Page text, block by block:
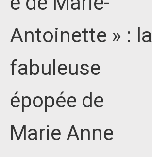
Antoinette » : la
fabuleuse
épopée de
Marie Anne